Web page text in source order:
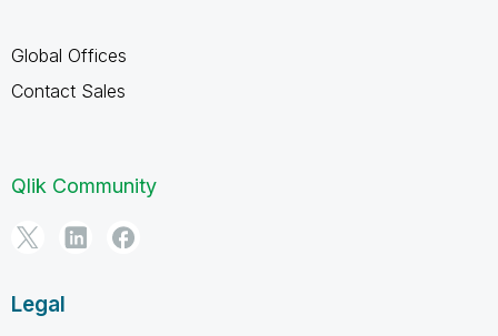
Global Offices
Contact Sales
Qlik Community
Legal